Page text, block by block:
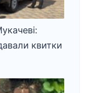
квитки